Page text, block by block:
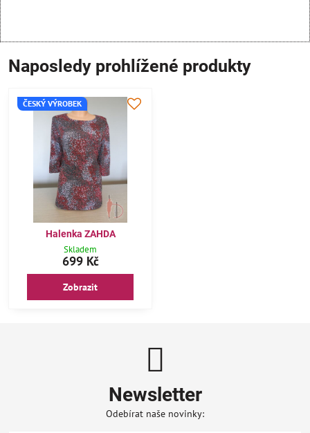
Naposledy prohlížené produkty
ČESKÝ VÝROBEK
Halenka ZAHDA
Skladem
699 Kč
Zobrazit
Newsletter
Odebírat naše novinky: